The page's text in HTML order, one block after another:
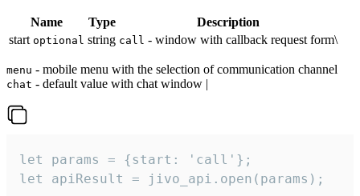
Name Type
Description
start optional string call - window with callback request form\
menu - mobile menu with the selection of communication channel
chat - default value with chat window |
let params = {start: 'call'};
let apiResult = jivo_api.open(params);